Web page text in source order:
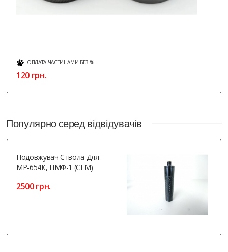
ОПЛАТА ЧАСТИНАМИ БЕЗ %
120 грн.
Популярно серед відвідувачів
Подовжувач Ствола Для
МР-654К, ПМФ-1 (СЕМ)
2500 грн.